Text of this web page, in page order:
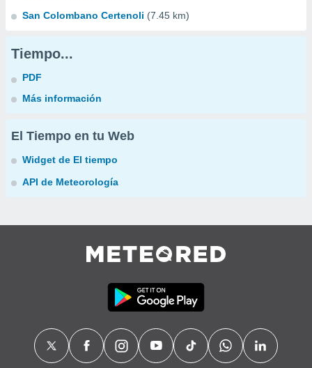
San Colombano Certenoli (7.45 km)
Tiempo...
PDF
Más información
El Tiempo en tu Web
Widget de El tiempo
API de Meteorología